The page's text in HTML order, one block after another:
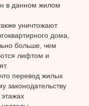
в данном жилом
уничтожают
дома,
больше, чем
лифтом и
перевод жилых
законодательству